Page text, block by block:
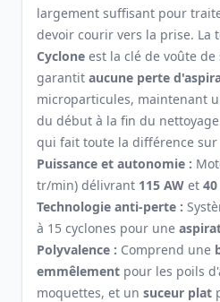
largement suffisant pour
devoir courir vers la prise. La
Cyclone est la clé de voûte
garantit aucune perte
microparticules, maintenant
du début à la fin du
qui fait toute la différence
Puissance et autonomie :
tr/min) délivrant 115 AW et
Technologie anti-perte :
à 15 cyclones pour une
Polyvalence : Comprend une
emmêlement pour les poils
moquettes, et un suceur plat